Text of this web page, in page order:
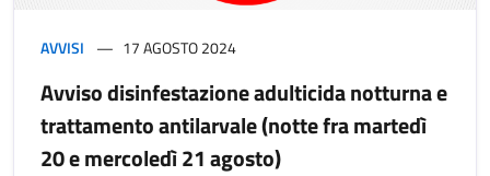
AVVISI 17 AGOSTO 2024
Avviso disinfestazione adulticida notturna e
trattamento antilarvale (notte fra martedì
20 e mercoledì 21 agosto)